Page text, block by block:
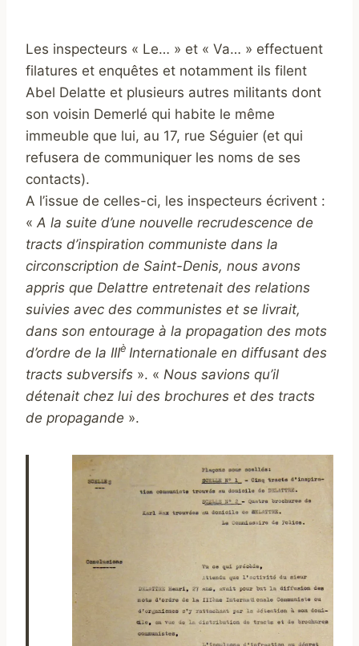
Les inspecteurs « Le… » et « Va… » effectuent
filatures et enquêtes et notamment ils filent
Abel Delatte et plusieurs autres militants dont
son voisin Demerlé qui habite le même
immeuble que lui, au 17, rue Séguier (et qui
refusera de communiquer les noms de ses
contacts).
A l’issue de celles-ci, les inspecteurs écrivent :
« A la suite d’une nouvelle recrudescence de
tracts d’inspiration communiste dans la
circonscription de Saint-Denis, nous avons
appris que Delattre entretenait des relations
suivies avec des communistes et se livrait,
dans son entourage à la propagation des mots
d’ordre de la IIIè Internationale en diffusant des
tracts subversifs ». « Nous savions qu’il
détenait chez lui des brochures et des tracts
de propagande ».